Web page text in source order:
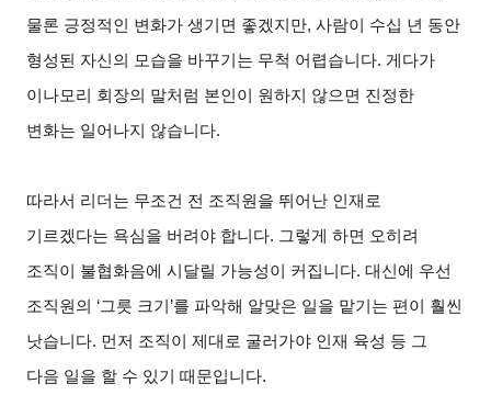
물론 긍정적인 변화가 생기면 좋겠지만, 사람이 수십 년 동안
형성된 자신의 모습을 바꾸기는 무척 어렵습니다. 게다가
이나모리 회장의 말처럼 본인이 원하지 않으면 진정한
변화는 일어나지 않습니다.
따라서 리더는 무조건 전 조직원을 뛰어난 인재로
기르겠다는 욕심을 버려야 합니다. 그렇게 하면 오히려
조직이 불협화음에 시달릴 가능성이 커집니다. 대신에 우선
조직원의 ‘그릇 크기’를 파악해 알맞은 일을 맡기는 편이 훨씬
낫습니다. 먼저 조직이 제대로 굴러가야 인재 육성 등 그
다음 일을 할 수 있기 때문입니다.